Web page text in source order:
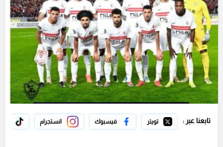
تابعنا عبر : تويتر فيسبوك انستجرام